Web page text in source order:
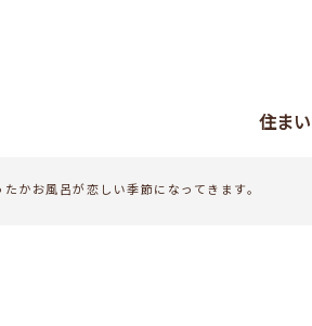
住ま
たかお風呂が恋しい季節になってきます。